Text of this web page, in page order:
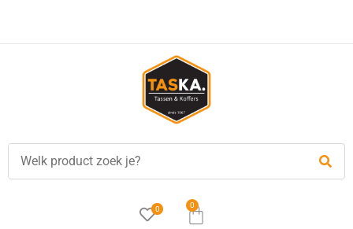
besteld, is vandaag verzonden!
0 0